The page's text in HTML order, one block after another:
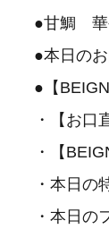
●甘鯛 華
●本日の
●【
・【お口
・【
・本日
・本日の